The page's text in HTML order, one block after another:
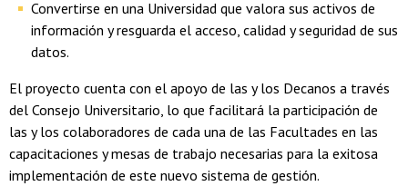
Convertirse en una Universidad que valora sus activos de
información y resguarda el acceso, calidad y seguridad de sus
datos.
El proyecto cuenta con el apoyo de las y los Decanos a través
del Consejo Universitario, lo que facilitará la participación de
las y los colaboradores de cada una de las Facultades en las
capacitaciones y mesas de trabajo necesarias para la exitosa
implementación de este nuevo sistema de gestión.